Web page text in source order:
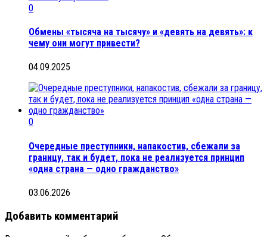
0
Обмены «тысяча на тысячу» и «девять на девять»: к
чему они могут привести?
04.09.2025
0
Очередные преступники, напакостив, сбежали за
границу, так и будет, пока не реализуется принцип
«одна страна — одно гражданство»
03.06.2026
Добавить комментарий